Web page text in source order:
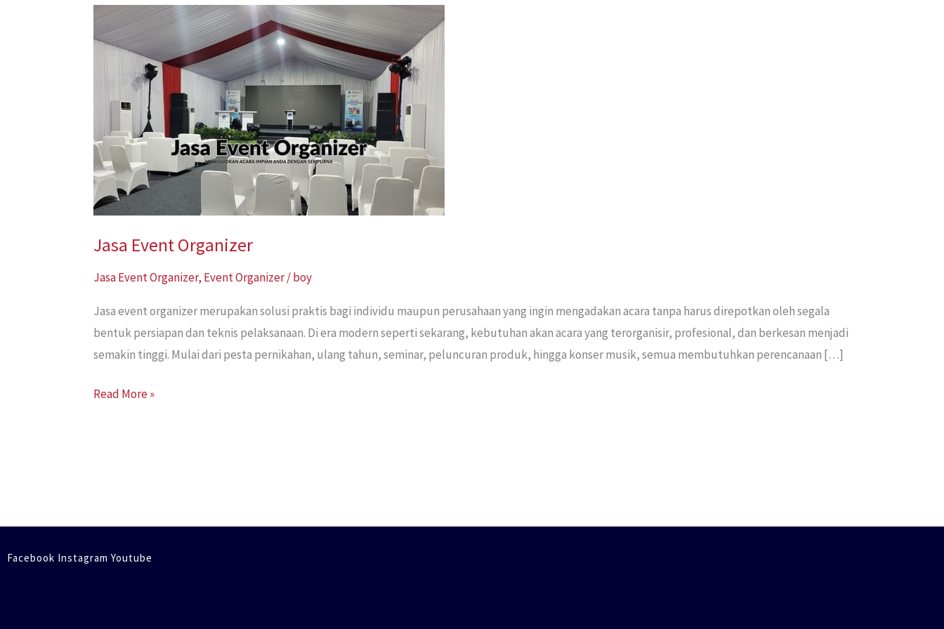
Jasa Event Organizer
Jasa Event Organizer, Event Organizer/boy
Jasa event organizer merupakan solusi praktis bagi individu maupun perusahaan yang ingin mengadakan acara tanpa harus direpotkan oleh segala
bentuk persiapan dan teknis pelaksanaan. Di era modern seperti sekarang, kebutuhan akan acara yang terorganisir, profesional, dan berkesan menjadi
semakin tinggi. Mulai dari pesta pernikahan, ulang tahun, seminar, peluncuran produk, hingga konser musik, semua membutuhkan perencanaan […]
Event
Organizer
Read More »
Facebook Instagram Youtube